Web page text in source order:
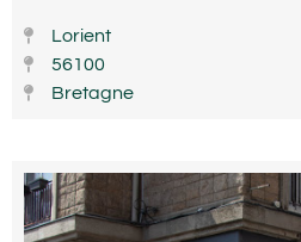
Lorient
56100
Bretagne